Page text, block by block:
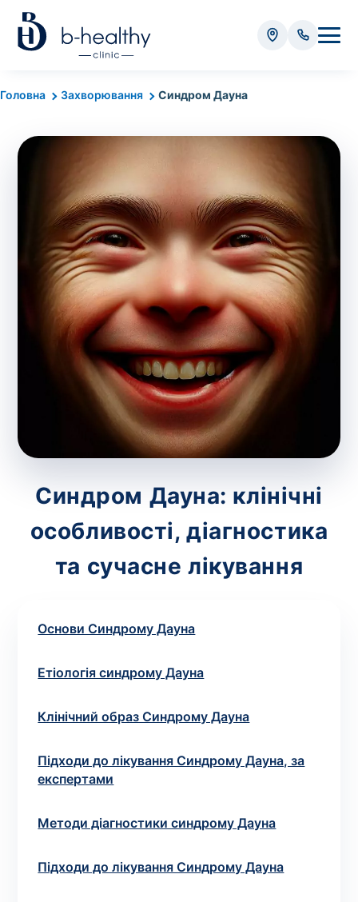
Головна Захворювання Синдром Дауна
Синдром Дауна: клінічні
особливості, діагностика
та сучасне лікування
Основи Синдрому Дауна
Етіологія синдрому Дауна
Клінічний образ Синдрому Дауна
Підходи до лікування Синдрому Дауна, за
експертами
Методи діагностики синдрому Дауна
Підходи до лікування Синдрому Дауна
Аналізи
Вартість забору біоматеріалу (крім крові) - від
Всього: 0 грн
Попередній запис на дослідження не
потрібний. Виняток становлять мазки та
зіскрібки. Взяття біоматеріалу для них
виконує лікар – необхідийзапис до фахівця
Аналіз вдома
Номер телефону*
Вибрати клініку
запишіться до лікаряна консультацію .